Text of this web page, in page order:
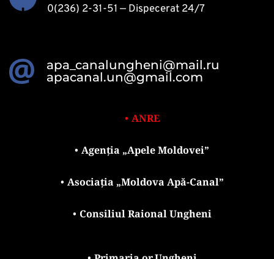
0(236) 2-31-51 — Dispecerat 24/7
apa_canalungheni@mail.ru
apacanal.un@gmail.com
ANRE
Agenția „Apele Moldovei”
Asociația „Moldova Apă-Canal”
Consiliul Raional Ungheni